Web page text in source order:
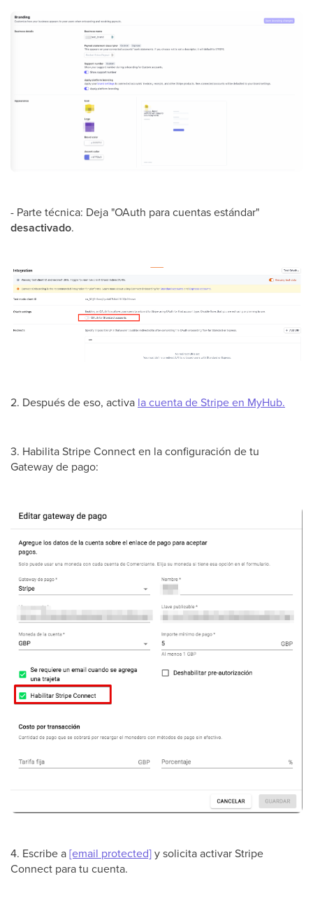
- Parte técnica: Deja "OAuth para cuentas estándar"
desactivado.
2. Después de eso, activa la cuenta de Stripe en MyHub.
3. Habilita Stripe Connect en la configuración de tu
Gateway de pago:
4. Escribe a[email protected]y solicita activar Stripe
Connect para tu cuenta.